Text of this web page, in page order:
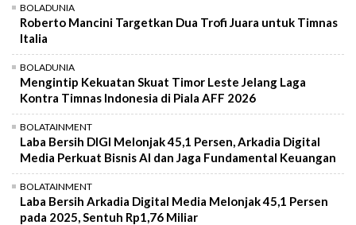
BOLADUNIA
Roberto Mancini Targetkan Dua Trofi Juara untuk Timnas
Italia
BOLADUNIA
Mengintip Kekuatan Skuat Timor Leste Jelang Laga
Kontra Timnas Indonesia di Piala AFF 2026
BOLATAINMENT
Laba Bersih DIGI Melonjak 45,1 Persen, Arkadia Digital
Media Perkuat Bisnis AI dan Jaga Fundamental Keuangan
BOLATAINMENT
Laba Bersih Arkadia Digital Media Melonjak 45,1 Persen
pada 2025, Sentuh Rp1,76 Miliar